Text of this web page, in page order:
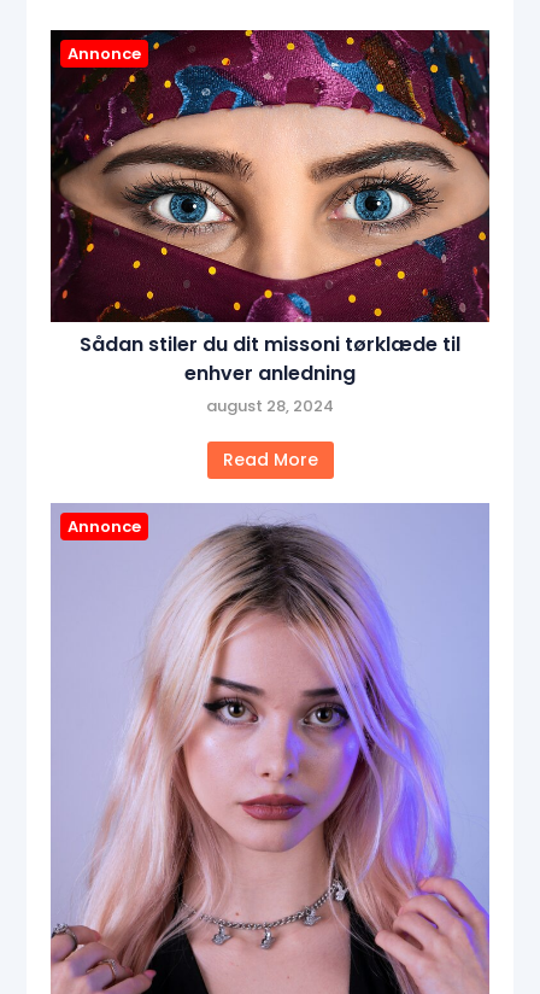
Annonce
Sådan stiler du dit missoni tørklæde til
enhver anledning
august 28, 2024
Read More
Annonce